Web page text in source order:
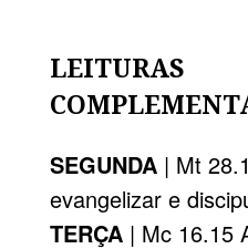
LEITURAS
SEGUNDA | Mt
evangelizar e
TERÇA | Mc 16.15